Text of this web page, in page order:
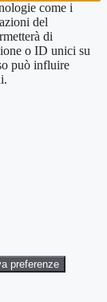
come i
del
di
o ID unici su
può influire
preferenze